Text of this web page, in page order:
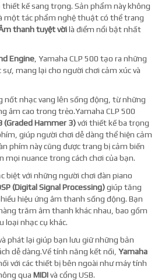
kế sang trọng. Sản phẩm này không
một tác phẩm nghệ thuật có thể trang
thanh tuyệt vờilà điểm nổi bật nhất
Engine , Yamaha CLP 500 tạo ra những
mang lại cho người chơi cảm xúc và
nốt nhạc vang lên sống động, từ những
âm cao trong trẻo.Yamaha CLP 500
(Graded Hammer 3)với thiết kế ba trọng
giúp người chơi dễ dàng thể hiện cảm
phím này cũng được trang bị cảm biến
mọi nuance trong cách chơi của bạn.
biệt với những người chơi đàn piano
(Digital Signal Processing)giúp tăng
hiệu ứng âm thanh sống động. Bạn
trăm âm thanh khác nhau, bao gồm
loại nhạc cụ khác.
phát lại giúp bạn lưu giữ những bản
dễ dàng.Về tính năng kết nối, Yamaha
với các thiết bị bên ngoài như máy tính
qua MIDIvà cổng USB.